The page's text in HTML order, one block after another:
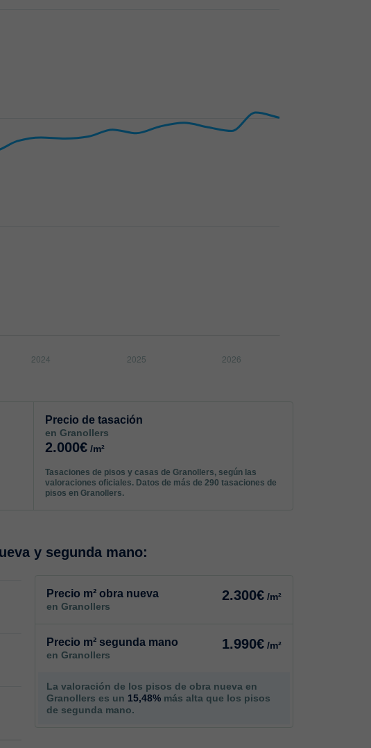
Precio de tasación
en Granollers
2.000€ /m²
Tasaciones de pisos y casas de Granollers, según las
valoraciones oficiales. Datos de más de 290 tasaciones de
pisos en Granollers.
y segunda mano:
Precio m² obra nueva
en Granollers
2.300€ /m²
Precio m² segunda mano
en Granollers
1.990€ /m²
La valoración de los pisos de obra nueva en
Granollers es un 15,48%más alta que los pisos
de segunda mano.